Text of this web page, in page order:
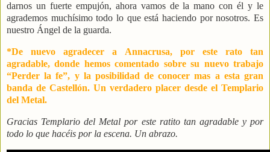
darnos un fuerte empujón, ahora vamos de la mano con él y le
agrademos muchísimo todo lo que está haciendo por nosotros. Es
nuestro Ángel de la guarda.
*De nuevo agradecer a Annacrusa, por este rato tan
agradable, donde hemos comentado sobre su nuevo trabajo
“Perder la fe”, y la posibilidad de conocer mas a esta gran
banda de Castellón. Un verdadero placer desde el Templario
del Metal.
Gracias Templario del Metal por este ratito tan agradable y por
todo lo que hacéis por la escena. Un abrazo.